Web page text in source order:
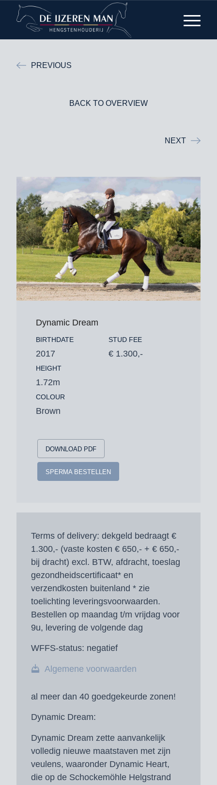
PREVIOUS
BACK TO OVERVIEW
NEXT
Dynamic Dream
BIRTHDATE
2017
HEIGHT
1.72m
COLOUR
Brown
STUD FEE
€ 1.300,-
DOWNLOAD PDF
SPERMA BESTELLEN
Terms of delivery: dekgeld bedraagt €
1.300,- (vaste kosten € 650,- + € 650,-
bij dracht) excl. BTW, afdracht, toeslag
gezondheidscertificaat* en
verzendkosten buitenland * zie
toelichting leveringsvoorwaarden.
Bestellen op maandag t/m vrijdag voor
9u, levering de volgende dag
WFFS-status: negatief
Algemene voorwaarden
al meer dan 40 goedgekeurde zonen!
Dynamic Dream:
Dynamic Dream zette aanvankelijk
volledig nieuwe maatstaven met zijn
veulens, waaronder Dynamic Heart,
die op de Schockemöhle Helgstrand